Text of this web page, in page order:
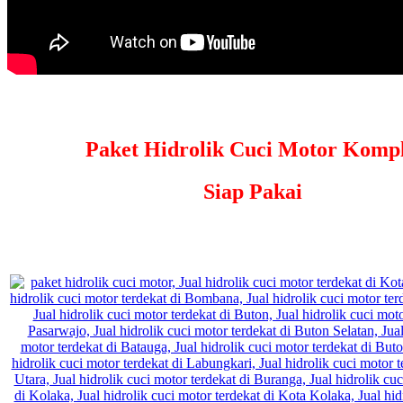
Paket Hidrolik Cuci Motor
Siap Pakai